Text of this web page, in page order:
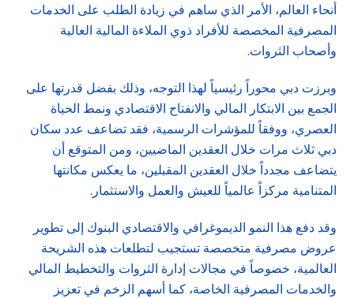
أنحاء العالم، الأمر الذي ساهم في زيادة الطلب على الخدمات
المصرفية المخصصة للأفراد ذوي الملاءة المالية العالية
وأصحاب الثروات.
وبرزت دبي محوراً رئيسياً لهذا التوجه، وذلك بفضل قدرتها على
الجمع بين الابتكار المالي والانفتاح الاقتصادي ونمط الحياة
العصري، ووفقاً للمؤشرات الرسمية، فقد تضاعف عدد سكان
دبي ثلاث مرات خلال العقدين الماضيين، ومن المتوقع أن
يتضاعف مجدداً خلال العقدين المقبلين، ما يعكس مكانتها
المتنامية مركزاً عالمياً للعيش والعمل والاستثمار.
وقد دفع هذا النمو الديموغرافي والاقتصادي البنوك إلى تطوير
عروض مصرفية متخصصة تستجيب لتطلعات هذه الشريحة
العالمية، خصوصاً في مجالات إدارة الثروات والتخطيط المالي
والخدمات المصرفية الخاصة، كما أسهم الزخم في تعزيز